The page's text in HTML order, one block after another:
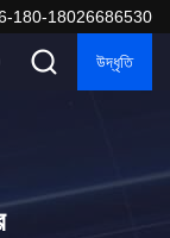
180-18026686530
উদ্ধৃতি